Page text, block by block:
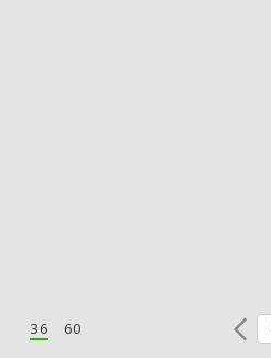
36 60